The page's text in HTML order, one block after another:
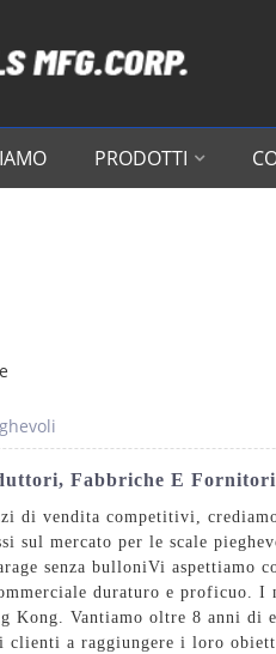
PRODOTTI
Fabbriche E
di vendita competitivi,
sul mercato per le scale
senza bulloniVi aspettiamo
duraturo e proficuo.
Kong. Vantiamo oltre 8 anni di
clienti a raggiungere i loro